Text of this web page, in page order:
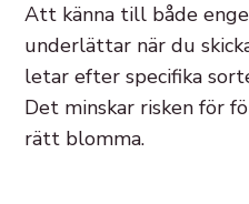
Att känna till både
underlättar när du
letar efter specifika
Det minskar risken för
rätt blomma.